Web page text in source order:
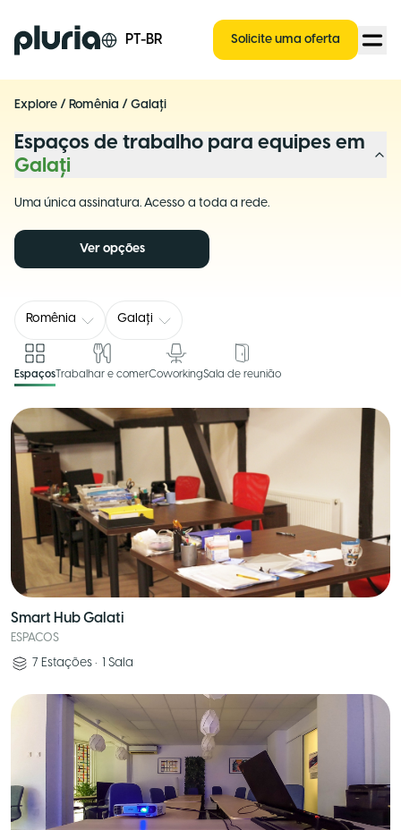
Logo Pluria PT-BR Solicite uma oferta
Explore / Romênia / Galați
Espaços de trabalho para equipes em
Galați
Uma única assinatura. Acesso a toda a rede.
Ver opções
Romênia Galați
EspaçosTrabalhar e comerCoworkingSala de reunião
Smart Hub Galati
ESPACOS
7 Estações • 1 Sala